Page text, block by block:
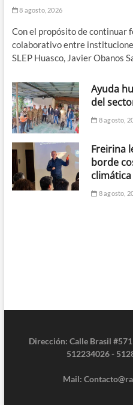
8 agosto, 2026
Con el propósito de continuar
colaborativo entre
SLEP Huasco, Javier Obanos
Ayuda
del
8 agosto,
Freirina
borde
climática
8 agosto,
Dirección: Calle Brasil
512234026 -
Mail: